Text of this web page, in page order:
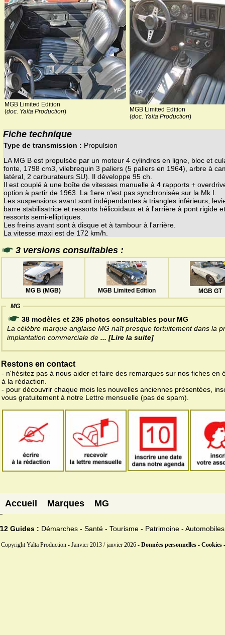
MGB Limited Edition
(doc. Yalta Production)
MGB Limited Edition
(doc. Yalta Production)
Fiche technique
Type de transmission : Propulsion
LA MG B est propulsée par un moteur 4 cylindres en ligne, bloc et
fonte, 1798 cm3, vilebrequin 3 paliers (5 paliers en 1964), arbre à
latéral, 2 carburateurs SU). Il développe 95 ch.
Il est couplé à une boîte de vitesses manuelle à 4 rapports +
option à partir de 1963. La 1ere n'est pas synchronisée sur la Mk I.
Les suspensions avant sont indépendantes à triangles inférieurs,
barre stabilisatrice et ressorts hélicoïdaux et à l'arrière à pont rigide et
ressorts semi-elliptiques.
Les freins avant sont à disque et à tambour à l'arrière.
La vitesse maxi est de 172 km/h.
3 versions consultables :
MG B (MGB) MGB Limited Edition MGB GT
MG
38 modèles et 236 photos consultables pour MG
La célèbre marque anglaise MG naît presque fortuitement dans la
implantation commerciale de ... [Lire la suite]
Restons en contact
- n'hésitez pas à nous aider et faire des remarques sur nos fiches en
à la rédaction.
- pour découvrir chaque mois les nouvelles anciennes présentées,
vous gratuitement à notre Lettre mensuelle (pas de spam).
Accueil Marques MG
12 Guides : Démarches - Santé - Tourisme - Patrimoine - Automobiles
Copyright Yalta Production - Janvier 2013 / janvier 2026 - Données personnelles - Cookies